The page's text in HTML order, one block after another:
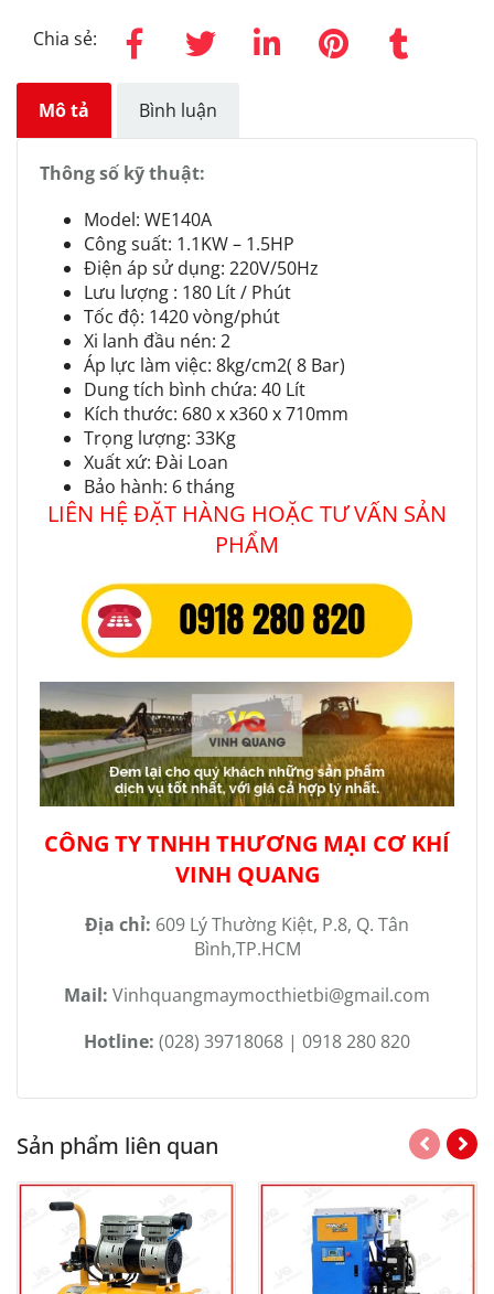
Chia sẻ:
Mô tả Bình luận
Thông số kỹ thuật:
Model: WE140A
Công suất: 1.1KW – 1.5HP
Điện áp sử dụng: 220V/50Hz
Lưu lượng : 180 Lít / Phút
Tốc độ: 1420 vòng/phút
Xi lanh đầu nén: 2
Áp lực làm việc: 8kg/cm2( 8 Bar)
Dung tích bình chứa: 40 Lít
Kích thước: 680 x x360 x 710mm
Trọng lượng: 33Kg
Xuất xứ: Đài Loan
Bảo hành: 6 tháng
LIÊN HỆ ĐẶT HÀNG HOẶC TƯ VẤN SẢN
PHẨM
CÔNG TY TNHH THƯƠNG MẠI CƠ KHÍ
VINH QUANG
Địa chỉ: 609 Lý Thường Kiệt, P.8, Q. Tân
Bình,TP.HCM
Mail: Vinhquangmaymocthietbi@gmail.com
Hotline: (028) 39718068 | 0918 280 820
Sản phẩm liên quan